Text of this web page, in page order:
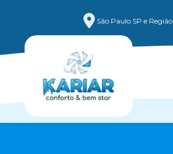
São Paulo SP e Região